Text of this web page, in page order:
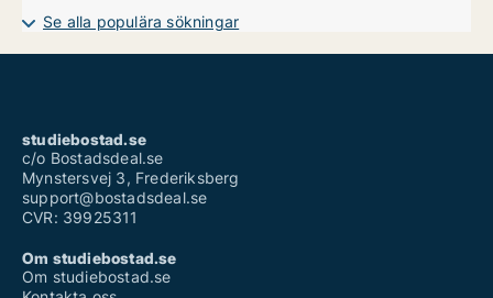
Se alla populära sökningar
studiebostad.se
c/o Bostadsdeal.se
Mynstersvej 3, Frederiksberg
support@bostadsdeal.se
CVR: 39925311
Om studiebostad.se
Om studiebostad.se